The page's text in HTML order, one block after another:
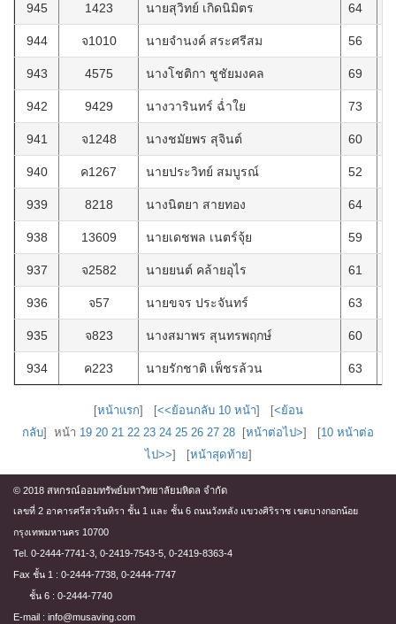
945 1423 นายสุวิทย์ เกิดนิมิตร 64
944 จ1010 นายจำนงค์ สระศรีสม 56
943 4575 นางโชติกา ชูชัยมงคล 69
942 9429 นางวารินทร์ ฉ่ำใย 73
941 จ1248 นางชมัยพร สุจินต์ 60
940 ค1267 นายประวิทย์ สมบูรณ์ 52
939 8218 นางนิตยา สายทอง 64
938 13609 นายเดชพล เนตร์จุ้ย 59
937 จ2582 นายยนต์ คล้ายอุไร 61
936 จ57 นายขจร ประจันทร์ 63
935 จ823 นางสมาพร สุนทรพฤกษ์ 60
934 ค223 นายรักชาติ เพ็ชรล้วน 63
[หน้าแรก] [<<ย้อนกลับ 10 หน้า] [<ย้อน
กลับ] หน้า 19 20 21 22 23 24 25 26 27 28 [หน้าต่อไป>] [10 หน้าต่อ
ไป>>] [หน้าสุดท้าย]
© 2018 สหกรณ์ออมทรัพย์มหาวิทยาลัยมหิดล จำกัด
เลขที่ 2 อาคารศรีสวรินทิรา ชั้น 1 และ ชั้น 6 ถนนวังหลัง แขวงศิริราช เขตบางกอกน้อย
กรุงเทพมหานคร 10700
Tel. 0-2444-7741-3, 0-2419-7543-5, 0-2419-8363-4
Fax ชั้น 1 : 0-2444-7738, 0-2444-7747
ชั้น 6 : 0-2444-7740
E-mail : info@musaving.com